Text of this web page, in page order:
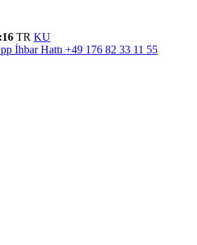
TR KU
İhbar Hattı +49 176 82 33 11 55